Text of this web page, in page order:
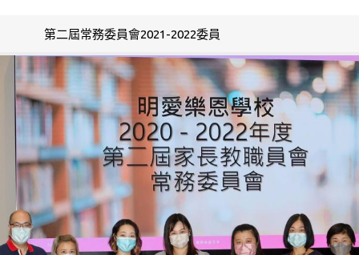
第二屆常務委員會2021-2022委員